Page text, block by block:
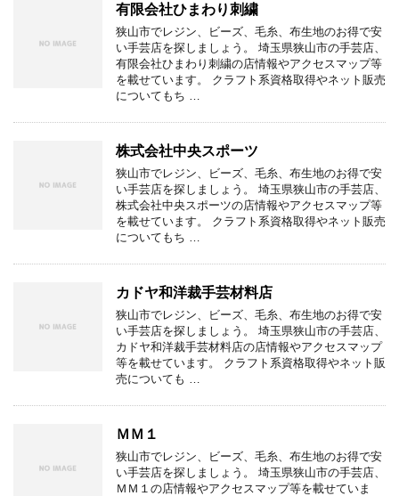
有限会社ひまわり刺繍
狭山市でレジン、ビーズ、毛糸、布生地のお得で安
い手芸店を探しましょう。 埼玉県狭山市の手芸店、
有限会社ひまわり刺繍の店情報やアクセスマップ等
を載せています。 クラフト系資格取得やネット販売
についてもち …
株式会社中央スポーツ
狭山市でレジン、ビーズ、毛糸、布生地のお得で安
い手芸店を探しましょう。 埼玉県狭山市の手芸店、
株式会社中央スポーツの店情報やアクセスマップ等
を載せています。 クラフト系資格取得やネット販売
についてもち …
カドヤ和洋裁手芸材料店
狭山市でレジン、ビーズ、毛糸、布生地のお得で安
い手芸店を探しましょう。 埼玉県狭山市の手芸店、
カドヤ和洋裁手芸材料店の店情報やアクセスマップ
等を載せています。 クラフト系資格取得やネット販
売についても …
ＭＭ１
狭山市でレジン、ビーズ、毛糸、布生地のお得で安
い手芸店を探しましょう。 埼玉県狭山市の手芸店、
ＭＭ１の店情報やアクセスマップ等を載せていま